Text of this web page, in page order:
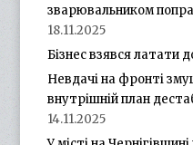
зварювальником
18.11.2025
Бізнес взявся латати
Невдачі на фронті
внутрішній план
14.11.2025